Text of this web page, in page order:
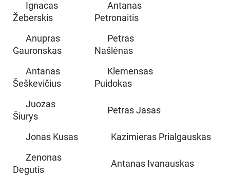
Ignacas
Žeberskis
Antanas
Petronaitis
Anupras
Gauronskas
Petras
Našlėnas
Antanas
Šeškevičius
Klemensas
Puidokas
Juozas
Šiurys
Petras Jasas
Jonas Kusas
Kazimieras Prialgauskas
Zenonas
Degutis
Antanas Ivanauskas